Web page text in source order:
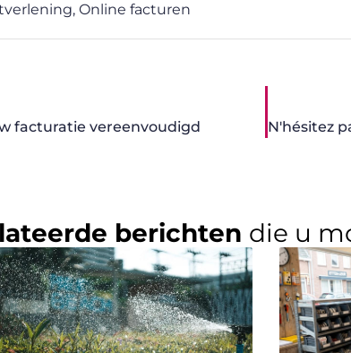
, Online facturen
facturatie vereenvoudigd N'hésitez
berichten die u